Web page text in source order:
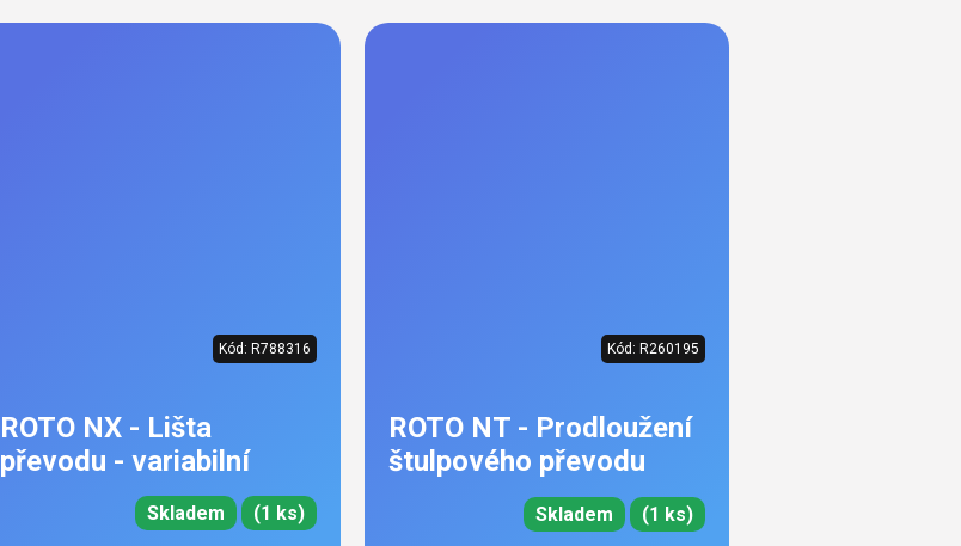
Kód: R788316
ROTO NX - Lišta
převodu - variabilní
Skladem (1 ks)
Kód: R260195
ROTO NT - Prodloužení
štulpového převodu
Skladem (1 ks)